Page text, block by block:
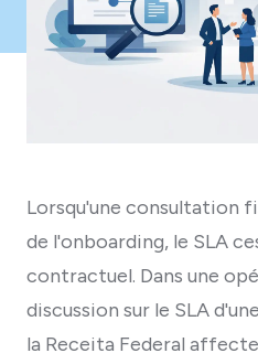
Lorsqu'une consultation
de l'onboarding, le SLA
contractuel. Dans une
discussion sur le SLA
la Receita Federal